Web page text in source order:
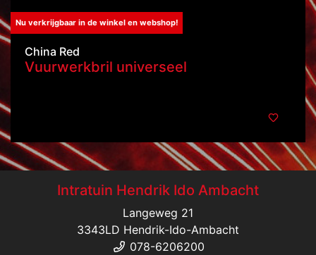
Nu verkrijgbaar in de winkel en webshop!
China Red
Vuurwerkbril universeel
Intratuin Hendrik Ido Ambacht
Langeweg 21
3343LD Hendrik-Ido-Ambacht
078-6206200